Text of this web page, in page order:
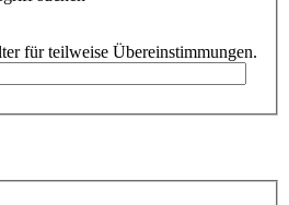
für teilweise Übereinstimmungen.